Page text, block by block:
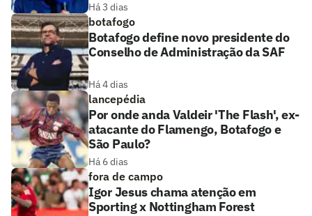
Há 3 dias
botafogo
Botafogo define novo presidente do
Conselho de Administração da SAF
Há 4 dias
lancepédia
Por onde anda Valdeir 'The Flash', ex-
atacante do Flamengo, Botafogo e
São Paulo?
Há 6 dias
fora de campo
Igor Jesus chama atenção em
Sporting x Nottingham Forest